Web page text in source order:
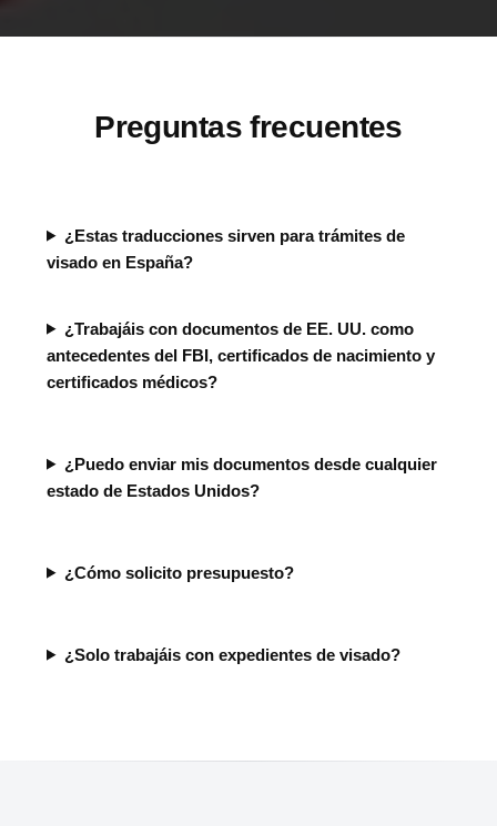
Preguntas frecuentes
¿Estas traducciones sirven para trámites de
visado en España?
¿Trabajáis con documentos de EE. UU. como
antecedentes del FBI, certificados de nacimiento y
certificados médicos?
¿Puedo enviar mis documentos desde cualquier
estado de Estados Unidos?
¿Cómo solicito presupuesto?
¿Solo trabajáis con expedientes de visado?